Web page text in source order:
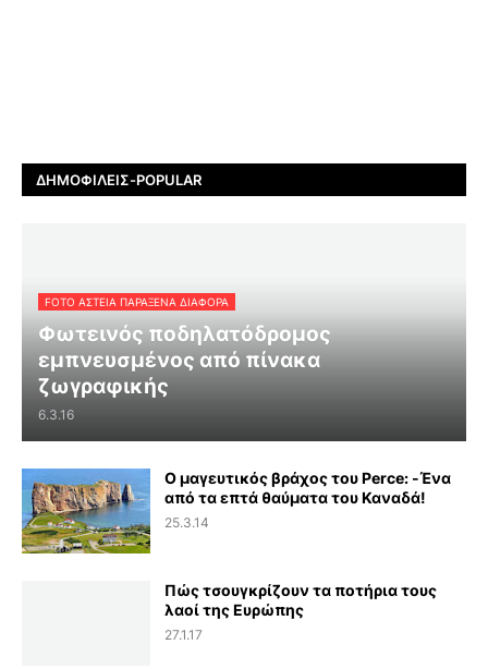
ΔΗΜΟΦΙΛΕΊΣ-POPULAR
FOTO ΑΣΤΕΙΑ ΠΑΡΑΞΕΝΑ ΔΙΑΦΟΡΑ
Φωτεινός ποδηλατόδρομος
εμπνευσμένος από πίνακα
ζωγραφικής
6.3.16
Ο μαγευτικός βράχος του Perce: -Ένα
από τα επτά θαύματα του Καναδά!
25.3.14
Πώς τσουγκρίζουν τα ποτήρια τους
λαοί της Ευρώπης
27.1.17